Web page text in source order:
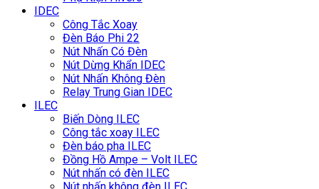
IDEC
Công Tắc Xoay
Đèn Báo Phi 22
Nút Nhấn Có Đèn
Nút Dừng Khẩn IDEC
Nút Nhấn Không Đèn
Relay Trung Gian IDEC
ILEC
Biến Dòng ILEC
Công tắc xoay ILEC
Đèn báo pha ILEC
Đồng Hồ Ampe – Volt ILEC
Nút nhấn có đèn ILEC
Nút nhấn không đèn ILEC